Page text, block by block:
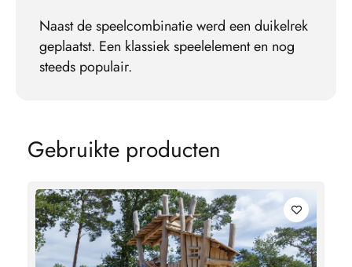
Naast de speelcombinatie werd een duikelrek
geplaatst. Een klassiek speelelement en nog
steeds populair.
Gebruikte producten